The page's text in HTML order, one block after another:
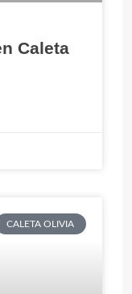
Caleta
CALETA OLIVIA